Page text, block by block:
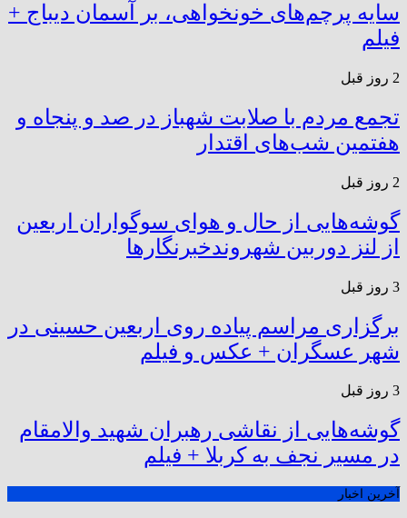
سایه پرچم‌های خونخواهی، بر آسمان دیباج +
فیلم
2 روز قبل
تجمع مردم با صلابت شهباز در صد و پنجاه و
هفتمین شب‌های اقتدار
2 روز قبل
گوشه‌هایی از حال و هوای سوگواران اربعین
از لنز دوربین شهروندخبرنگار‌ها
3 روز قبل
برگزاری مراسم پیاده روی اربعین حسینی در
شهر عسگران + عکس و فیلم
3 روز قبل
گوشه‌هایی از نقاشی رهبران شهید والامقام
در مسیر نجف به کربلا + فیلم
آخرین اخبار